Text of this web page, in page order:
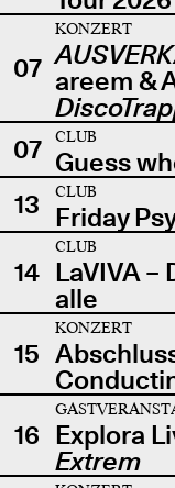
07
KONZERT
areem &
07
CLUB
Guess
13
CLUB
Friday
14
CLUB
LaVIVA
alle
15
KONZERT
16 Explora
Extrem